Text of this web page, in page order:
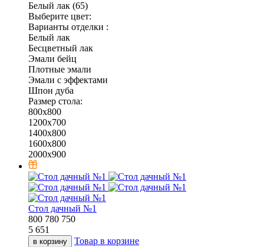
Белый лак (65)
Выберите цвет:
Варианты отделки :
Белый лак
Бесцветный лак
Эмали бейц
Плотные эмали
Эмали с эффектами
Шпон дуба
Размер стола:
800х800
1200х700
1400х800
1600х800
2000х900
Стол дачный №1
800 780 750
5 651
в корзину Товар в корзине